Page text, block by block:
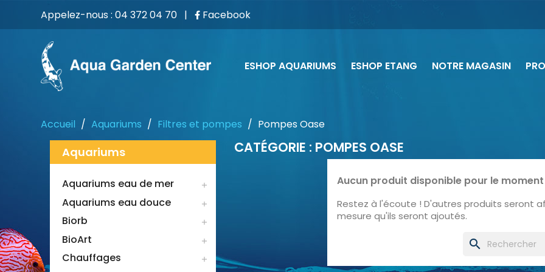
Appelez-nous : 04 372 04 70 | Facebook
ESHOP AQUARIUMS ESHOP ETANG NOTRE MAGASIN
Accueil Aquariums Filtres et pompes Pompes Oase
Aquariums
Aquariums eau de mer 
Aquariums eau douce 
Biorb 
BioArt 
Chauffages 
CATÉGORIE : POMPES OASE
Aucun produit disponible pour le moment
Restez à l'écoute ! D'autres produits seront
mesure qu'ils seront ajoutés.
search